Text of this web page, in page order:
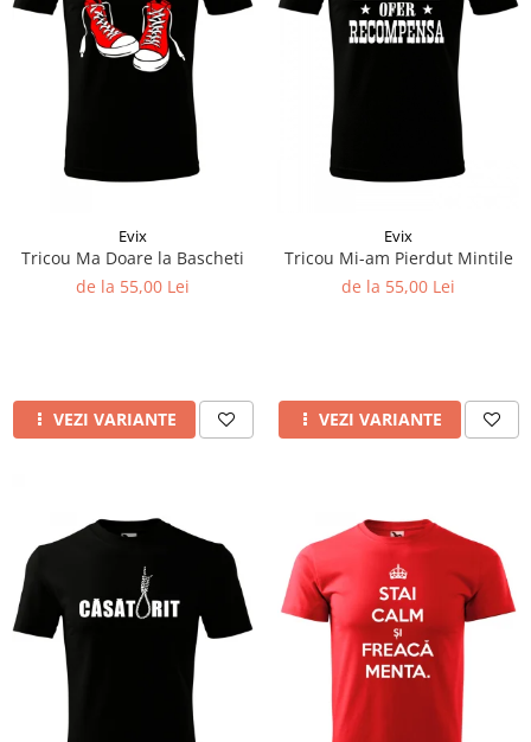
Evix
Tricou Ma Doare la Bascheti
de la 55,00 Lei
VEZI VARIANTE
Evix
Tricou Mi-am Pierdut Mintile
de la 55,00 Lei
VEZI VARIANTE